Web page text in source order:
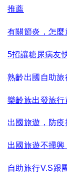
推薦
有關節炎，怎麼
5招讓糖尿病友
熟齡出國自助
樂齡族出發旅行
出國旅遊，防
出國旅遊不掃
自助旅行V.S跟